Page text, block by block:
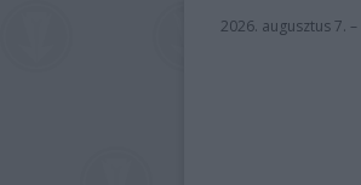
2026. augusztus 7.